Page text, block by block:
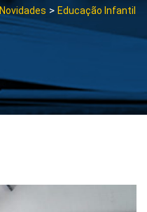
Novidades > Educação Infantil